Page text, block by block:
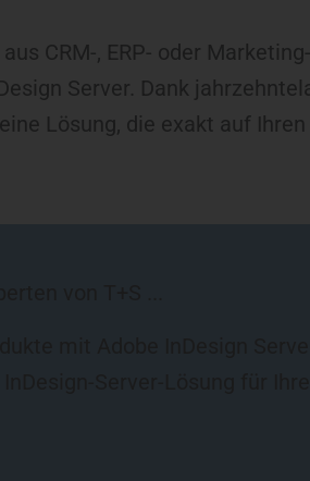
CRM-, ERP- oder
Server. Dank
Lösung, die exakt auf